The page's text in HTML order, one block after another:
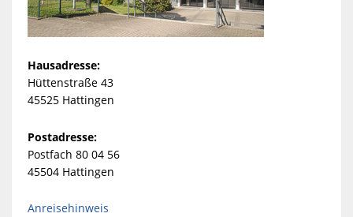
Hausadresse:
Hüttenstraße 43
45525 Hattingen
Postadresse:
Postfach 80 04 56
45504 Hattingen
Anreisehinweis